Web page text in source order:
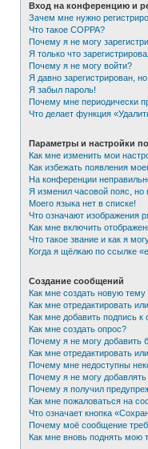
Вход на конференцию и
Зачем мне нужно
Что такое COPPA?
Почему я не могу
Я только что
Почему я не могу войти?
Я давно зарегистрирован,
Я забыл пароль!
Почему мне периодически
Что делает функция
Параметры и настройки
Как мне изменить мои
Как избежать появления
На конференции
Я изменил часовой пояс, но
Моего языка нет в списке!
Что означают изображения
Как мне включить
Что такое звание и как я
Когда я щёлкаю по ссылке
Создание сообщений
Как мне создать новую
Как мне отредактировать
Как мне добавить подпись
Как мне создать опрос?
Почему я не могу добавить
Как мне отредактировать
Почему мне недоступны
Почему я не могу
Почему я получил
Как мне пожаловаться на
Что означает кнопка
Почему моё сообщение
Как мне вновь поднять мою